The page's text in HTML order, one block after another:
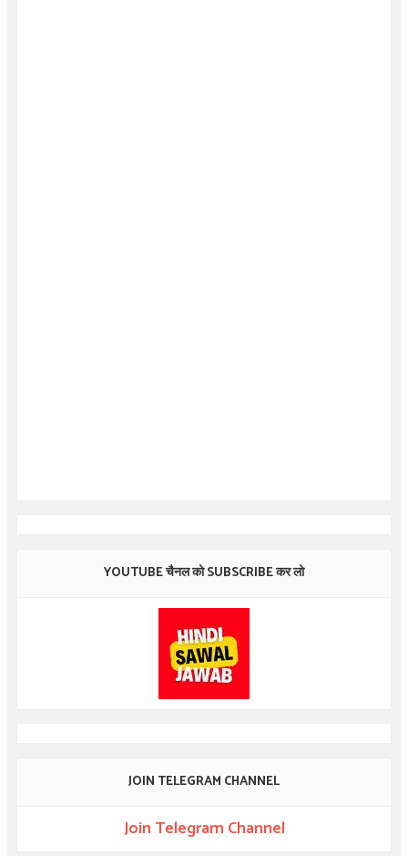
YOUTUBE चैनल को SUBSCRIBE कर लो
JOIN TELEGRAM CHANNEL
Join Telegram Channel